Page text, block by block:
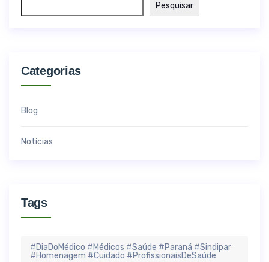
Pesquisar
Categorias
Blog
Notícias
Tags
#DiaDoMédico #Médicos #Saúde #Paraná #Sindipar
#Homenagem #Cuidado #ProfissionaisDeSaúde